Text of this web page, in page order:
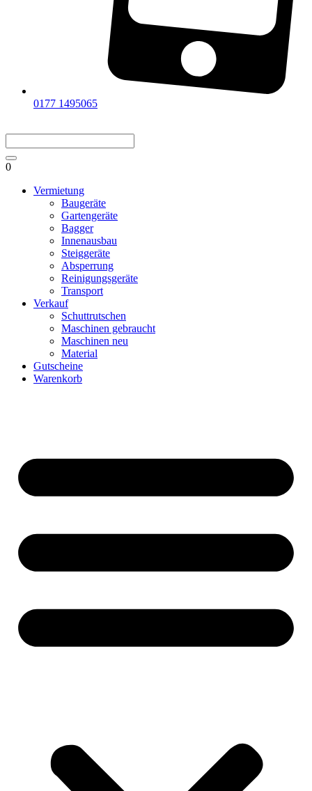
0177 1495065
0
Vermietung
Baugeräte
Gartengeräte
Bagger
Innenausbau
Steiggeräte
Absperrung
Reinigungsgeräte
Transport
Verkauf
Schuttrutschen
Maschinen gebraucht
Maschinen neu
Material
Gutscheine
Warenkorb